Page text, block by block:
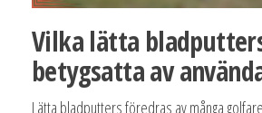
Vilka lätta
betygsatta av
Lätta bladputters föredras av många